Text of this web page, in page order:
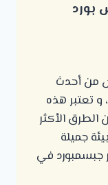
بورد
من أحدث
و تعتبر هذه
الطرق الأكثر
جميلة
جبسمبورد في